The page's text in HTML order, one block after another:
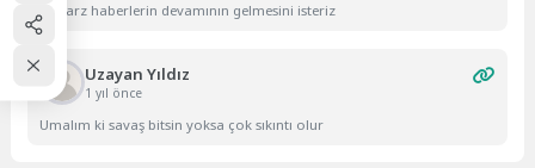
Bu tarz haberlerin devamının gelmesini isteriz
Uzayan Yıldız
1 yıl önce
Umalım ki savaş bitsin yoksa çok sıkıntı olur